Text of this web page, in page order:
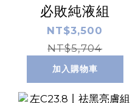
必敗純液組
NT$3,500
NT$5,704
加入購物車